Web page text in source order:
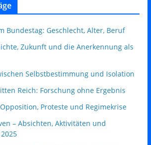
Bundestag: Geschlecht, Alter, Beruf
Zukunft und die Anerkennung als
Selbstbestimmung und Isolation
Reich: Forschung ohne Ergebnis
Proteste und Regimekrise
– Absichten, Aktivitäten und